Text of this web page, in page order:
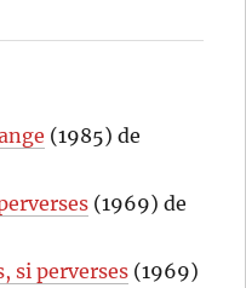
(1985) de
(1969) de
si perverses (1969)